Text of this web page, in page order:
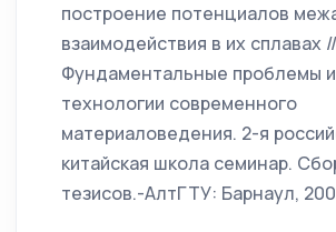
построение потенциалов
взаимодействия в их сплавах //
Фундаментальные проблемы и
технологии современного
материаловедения. 2-я
китайская школа семинар.
тезисов.-АлтГТУ: Барнаул,